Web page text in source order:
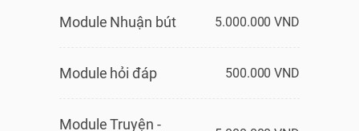
Module Nhuận bút 5.000.000 VND
Module hỏi đáp 500.000 VND
Module Truyện -